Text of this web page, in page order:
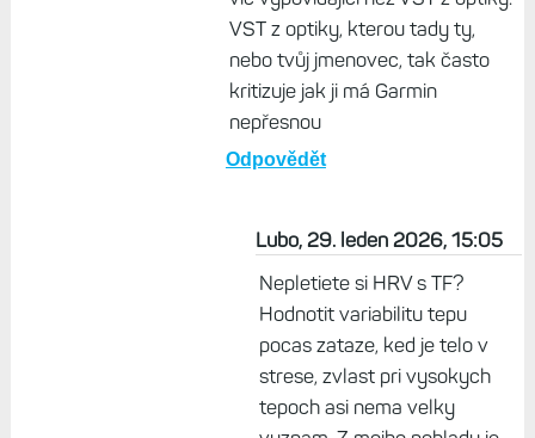
Určitě víš, co HRV měří a proto mi
tentokrát dáš za pravdu, že při
ležení tam těch rozdílů v čase
tolik nebude :-) Takže pokud si
půjdu třeba každý den zaběhat,
začnu na stejných wattech nebo
běhy ... tak vím úplně přesně na
víc vypovídající než VST z optiky.
VST z optiky, kterou tady ty,
nebo tvůj jmenovec, tak často
kritizuje jak ji má Garmin
nepřesnou